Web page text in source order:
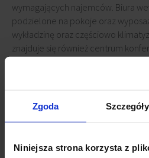
Zgoda Szczegóły
Niniejsza strona korzysta z
wymagających najemców. Biura
podzielone na pokoje oraz
wykładzinę oraz częściowo
znajduje się również centrum
miejsc. Pracownicy i goście mogą
budynkiem tuż obok Hotelu
naziemny strzeżony na około 200